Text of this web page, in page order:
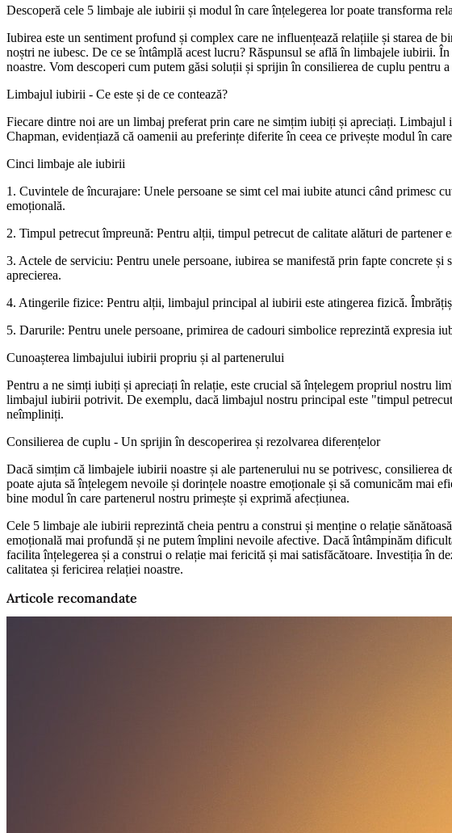
Descoperă cele 5 limbaje ale iubirii și modul în care înțelegerea lor poate transforma
Iubirea este un sentiment profund și complex care ne influențează relațiile și starea de
noștri ne iubesc. De ce se întâmplă acest lucru? Răspunsul se află în limbajele iubirii.
noastre. Vom descoperi cum putem găsi soluții și sprijin în consilierea de cuplu pentru
Limbajul iubirii - Ce este și de ce contează?
Fiecare dintre noi are un limbaj preferat prin care ne simțim iubiți și apreciați.
Chapman, evidențiază că oamenii au preferințe diferite în ceea ce privește modul în
Cinci limbaje ale iubirii
1. Cuvintele de încurajare: Unele persoane se simt cel mai iubite atunci când primesc
emoțională.
2. Timpul petrecut împreună: Pentru alții, timpul petrecut de calitate alături de
3. Actele de serviciu: Pentru unele persoane, iubirea se manifestă prin fapte concrete
aprecierea.
4. Atingerile fizice: Pentru alții, limbajul principal al iubirii este atingerea fizică.
5. Darurile: Pentru unele persoane, primirea de cadouri simbolice reprezintă expresia
Cunoașterea limbajului iubirii propriu și al partenerului
Pentru a ne simți iubiți și apreciați în relație, este crucial să înțelegem propriul nostru
limbajul iubirii potrivit. De exemplu, dacă limbajul nostru principal este "timpul
neîmpliniți.
Consilierea de cuplu - Un sprijin în descoperirea și rezolvarea diferențelor
Dacă simțim că limbajele iubirii noastre și ale partenerului nu se potrivesc, consilierea
poate ajuta să înțelegem nevoile și dorințele noastre emoționale și să comunicăm mai
bine modul în care partenerul nostru primește și exprimă afecțiunea.
Cele 5 limbaje ale iubirii reprezintă cheia pentru a construi și menține o relație
emoțională mai profundă și ne putem împlini nevoile afective. Dacă întâmpinăm
facilita înțelegerea și a construi o relație mai fericită și mai satisfăcătoare. Investiția în
calitatea și fericirea relației noastre.
Articole recomandate